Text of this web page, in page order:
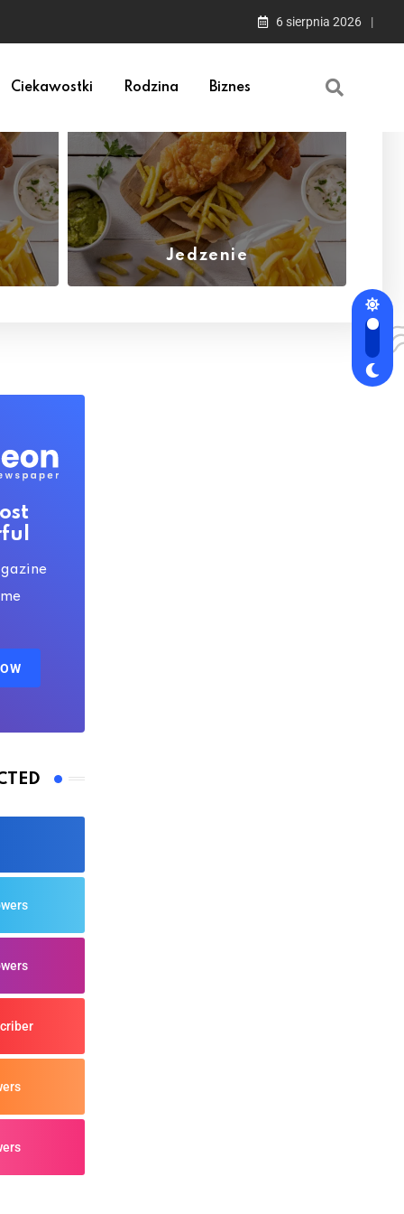
6 sierpnia 2026
Ciekawostki Rodzina Biznes
Jedzenie